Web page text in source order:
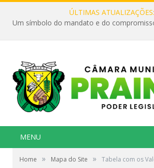
ÚLTIMAS ATUALIZAÇÕES:
MENU
Home » Mapa do Site » Tabela com os